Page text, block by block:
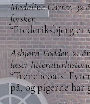
Madaline Carter, 32
forsker.
“Frederiksbjerg
Asbjørn Vodder, 21
læser
“Trenchcoats!
på, og pigerne